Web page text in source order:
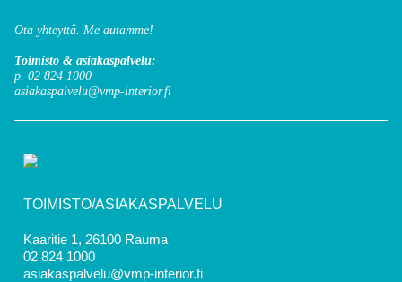
Ota yhteyttä. Me autamme!
Toimisto & asiakaspalvelu:
p. 02 824 1000
asiakaspalvelu@vmp-interior.fi
TOIMISTO/ASIAKASPALVELU
Kaaritie 1, 26100 Rauma
02 824 1000
asiakaspalvelu@vmp-interior.fi